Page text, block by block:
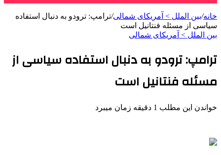
خانه/بین الملل > آمریکای شمالی/ترامپ: ترودو به دنبال استفاده
سیاسی از مسئله فنتانیل است
بین الملل > آمریکای شمالی
ترامپ: ترودو به دنبال استفاده سیاسی از
مسئله فنتانیل است
خواندن این مطلب 1 دقیقه زمان میبرد